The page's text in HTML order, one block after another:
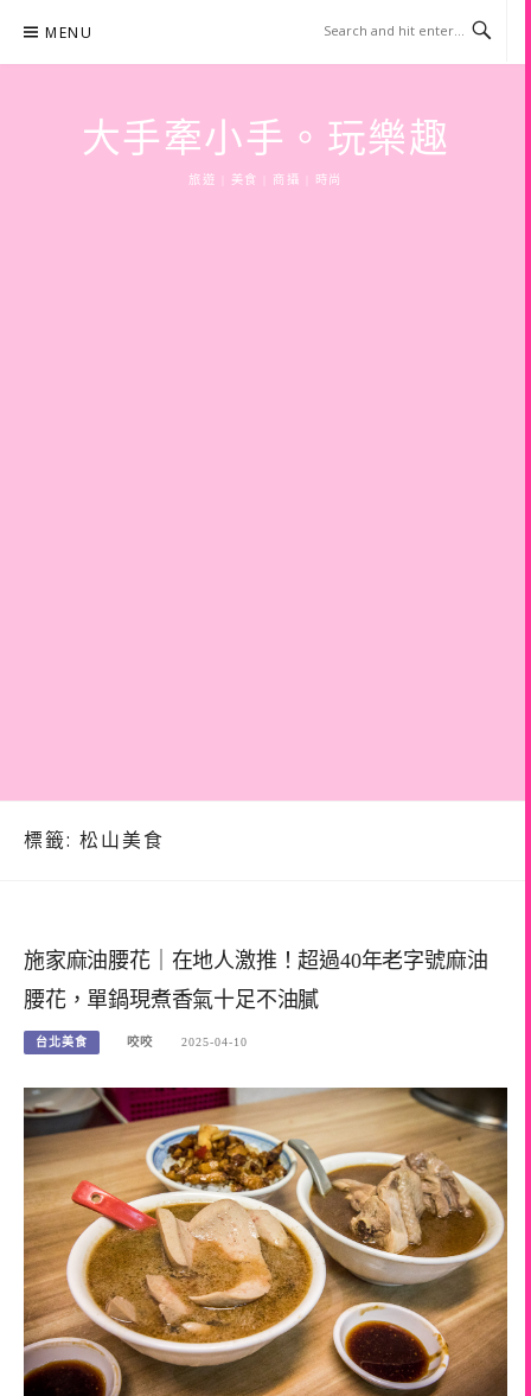
content
MENU
大手牽小手。玩樂趣
旅遊 | 美食 | 商攝 | 時尚
標籤: 松山美食
施家麻油腰花｜在地人激推！超過40年老字號麻油
腰花，單鍋現煮香氣十足不油膩
台北美食 咬咬 2025-04-10